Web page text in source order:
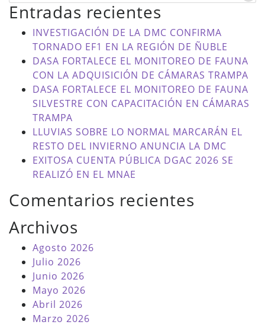
Entradas recientes
INVESTIGACIÓN DE LA DMC CONFIRMA
TORNADO EF1 EN LA REGIÓN DE ÑUBLE
DASA FORTALECE EL MONITOREO DE FAUNA
CON LA ADQUISICIÓN DE CÁMARAS TRAMPA
DASA FORTALECE EL MONITOREO DE FAUNA
SILVESTRE CON CAPACITACIÓN EN CÁMARAS
TRAMPA
LLUVIAS SOBRE LO NORMAL MARCARÁN EL
RESTO DEL INVIERNO ANUNCIA LA DMC
EXITOSA CUENTA PÚBLICA DGAC 2026 SE
REALIZÓ EN EL MNAE
Comentarios recientes
Archivos
Agosto 2026
Julio 2026
Junio 2026
Mayo 2026
Abril 2026
Marzo 2026